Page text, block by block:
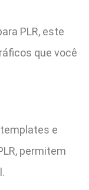
PLR, este
que você
e
permitem